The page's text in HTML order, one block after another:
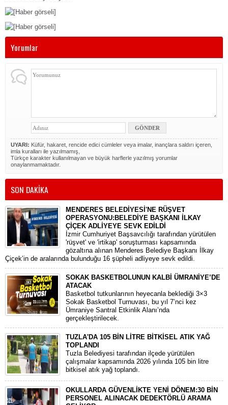
Yorumlar
UYARI: Küfür, hakaret, rencide edici cümleler veya imalar, inançlara saldırı içeren,
imla kuralları ile yazılmamış,
Türkçe karakter kullanılmayan ve büyük harflerle yazılmış yorumlar
onaylanmamaktadır.
SON DAKİKA
MENDERES BELEDİYESİ'NE RÜŞVET
OPERASYONU:BELEDİYE BAŞKANI İLKAY
ÇİÇEK ADLİYEYE SEVK EDİLDİ
​İzmir Cumhuriyet Başsavcılığı tarafından yürütülen
'rüşvet' ve 'irtikap' soruşturması kapsamında
gözaltına alınan Menderes Belediye Başkanı İlkay
Çiçek’in de aralarında bulunduğu 16 şüpheli adliyeye sevk edildi.
SOKAK BASKETBOLUNUN KALBİ ÜMRANİYE’DE
ATACAK
Basketbol tutkunlarının heyecanla beklediği 3×3
Sokak Basketbol Turnuvası, bu yıl 7’nci kez
Ümraniye Santral Etkinlik Alanı’nda
gerçekleştirilecek.
TUZLA'DA 105 BİN LİTRE BİTKİSEL ATIK YAĞ
TOPLANDI
Tuzla Belediyesi tarafından ilçede yürütülen
çalışmalar kapsamında 2026 yılında 105 bin litre
bitkisel atık yağ toplandı.
OKULLARDA GÜVENLİKTE YENİ DÖNEM:30 BİN
PERSONEL ALINACAK DEDEKTÖRLÜ ARAMA